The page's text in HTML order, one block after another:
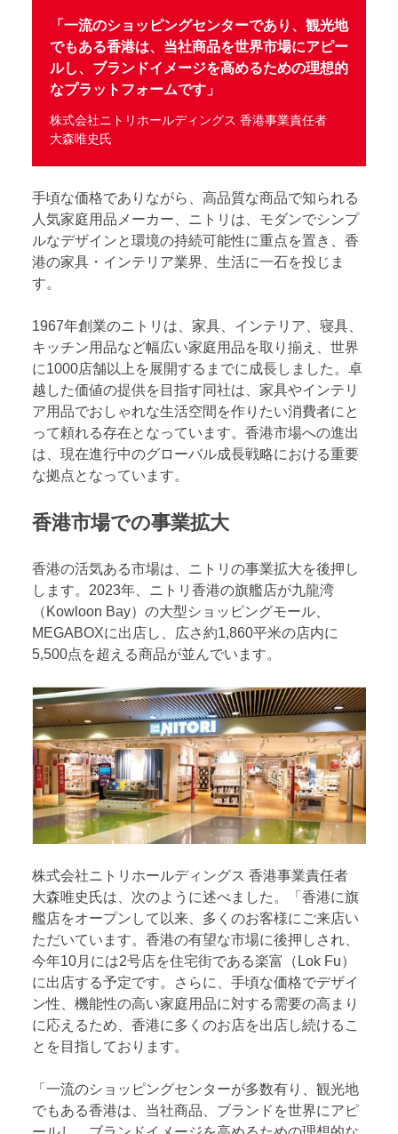
「一流のショッピングセンターであり、観光地
でもある香港は、当社商品を世界市場にアピー
ルし、ブランドイメージを高めるための理想的
なプラットフォームです」
株式会社ニトリホールディングス 香港事業責任者
大森唯史氏
手頃な価格でありながら、高品質な商品で知られる
人気家庭用品メーカー、ニトリは、モダンでシンプ
ルなデザインと環境の持続可能性に重点を置き、香
港の家具・インテリア業界、生活に一石を投じま
す。
1967年創業のニトリは、家具、インテリア、寝具、
キッチン用品など幅広い家庭用品を取り揃え、世界
に1000店舗以上を展開するまでに成長しました。卓
越した価値の提供を目指す同社は、家具やインテリ
ア用品でおしゃれな生活空間を作りたい消費者にと
って頼れる存在となっています。香港市場への進出
は、現在進行中のグローバル成長戦略における重要
な拠点となっています。
香港市場での事業拡大
香港の活気ある市場は、ニトリの事業拡大を後押し
します。2023年、ニトリ香港の旗艦店が九龍湾
（Kowloon Bay）の大型ショッピングモール、
MEGABOXに出店し、広さ約1,860平米の店内に
5,500点を超える商品が並んでいます。
株式会社ニトリホールディングス 香港事業責任者
大森唯史氏は、次のように述べました。「香港に旗
艦店をオープンして以来、多くのお客様にご来店い
ただいています。香港の有望な市場に後押しされ、
今年10月には2号店を住宅街である楽富（Lok Fu）
に出店する予定です。さらに、手頃な価格でデザイ
ン性、機能性の高い家庭用品に対する需要の高まり
に応えるため、香港に多くのお店を出店し続けるこ
とを目指しております。
「一流のショッピングセンターが多数有り、観光地
でもある香港は、当社商品、ブランドを世界にアピ